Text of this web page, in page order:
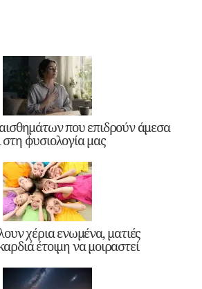
που επιδρούν άμεσα
φυσιολογία μας
χέρια ενωμένα, ματιές
έτοιμη να μοιραστεί